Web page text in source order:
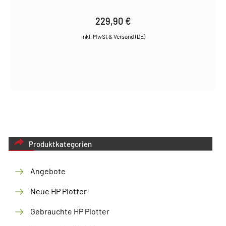
229,90 €
Produktkategorien
Angebote
Neue HP Plotter
Gebrauchte HP Plotter